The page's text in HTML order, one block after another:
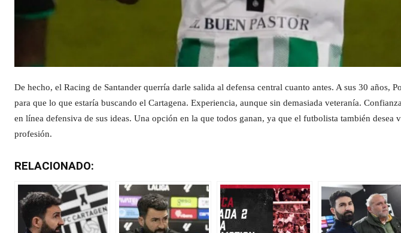
De hecho, el Racing de Santander querría darle salida al defensa central cuanto antes. A sus 30 años,
para que lo que estaría buscando el Cartagena. Experiencia, aunque sin demasiada veteranía.
en línea defensiva de sus ideas. Una opción en la que todos ganan, ya que el futbolista también desea
profesión.
RELACIONADO: